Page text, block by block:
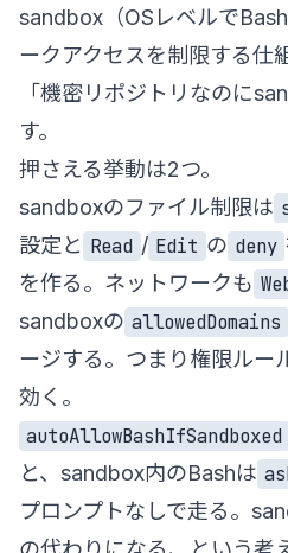
sandbox（OSレベルで
ークアクセスを制限する仕
「機密リポジトリなのに
す。
押さえる挙動は2つ。
sandboxのファイル制限は
設定と Read / Edit の deny
を作る。ネットワークも
sandboxの allowedDomains
ージする。つまり権限ルー
効く。
autoAllowBashIfSandboxed
と、sandbox内のBashは
プロンプトなしで走る。